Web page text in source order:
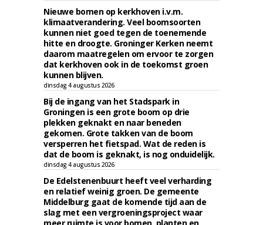
Nieuwe bomen op kerkhoven i.v.m.
klimaatverandering. Veel boomsoorten
kunnen niet goed tegen de toenemende
hitte en droogte. Groninger Kerken neemt
daarom maatregelen om ervoor te zorgen
dat kerkhoven ook in de toekomst groen
kunnen blijven.
dinsdag 4 augustus 2026
Bij de ingang van het Stadspark in
Groningen is een grote boom op drie
plekken geknakt en naar beneden
gekomen. Grote takken van de boom
versperren het fietspad. Wat de reden is
dat de boom is geknakt, is nog onduidelijk.
dinsdag 4 augustus 2026
De Edelstenenbuurt heeft veel verharding
en relatief weinig groen. De gemeente
Middelburg gaat de komende tijd aan de
slag met een vergroeningsproject waar